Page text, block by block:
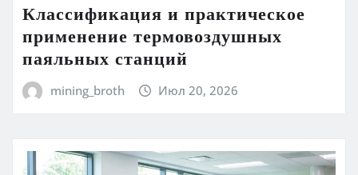
Классификация и практическое
применение термовоздушных
паяльных станций
mining_broth Июл 20, 2026